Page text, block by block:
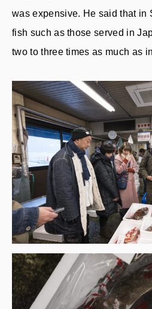
was expensive. He said that in
fish such as those served in
two to three times as much as